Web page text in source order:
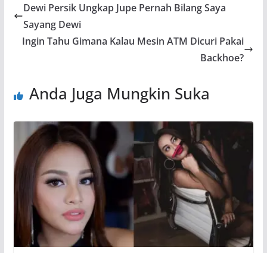
Dewi Persik Ungkap Jupe Pernah Bilang Saya
Sayang Dewi
Ingin Tahu Gimana Kalau Mesin ATM Dicuri Pakai
Backhoe?
Anda Juga Mungkin Suka